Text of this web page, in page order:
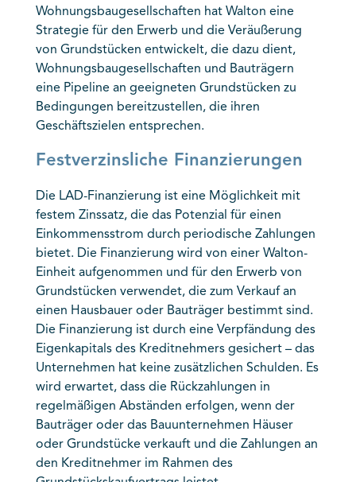
Wohnungsbaugesellschaften hat Walton eine
Strategie für den Erwerb und die Veräußerung
von Grundstücken entwickelt, die dazu dient,
Wohnungsbaugesellschaften und Bauträgern
eine Pipeline an geeigneten Grundstücken zu
Bedingungen bereitzustellen, die ihren
Geschäftszielen entsprechen.
Festverzinsliche Finanzierungen
Die LAD-Finanzierung ist eine Möglichkeit mit
festem Zinssatz, die das Potenzial für einen
Einkommensstrom durch periodische Zahlungen
bietet. Die Finanzierung wird von einer Walton-
Einheit aufgenommen und für den Erwerb von
Grundstücken verwendet, die zum Verkauf an
einen Hausbauer oder Bauträger bestimmt sind.
Die Finanzierung ist durch eine Verpfändung des
Eigenkapitals des Kreditnehmers gesichert – das
Unternehmen hat keine zusätzlichen Schulden. Es
wird erwartet, dass die Rückzahlungen in
regelmäßigen Abständen erfolgen, wenn der
Bauträger oder das Bauunternehmen Häuser
oder Grundstücke verkauft und die Zahlungen an
den Kreditnehmer im Rahmen des